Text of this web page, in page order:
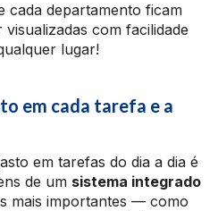
cada departamento ficam
com facilidade
lugar!
em cada tarefa e a
em tarefas do dia a dia é
de um sistema integrado
mais importantes — como